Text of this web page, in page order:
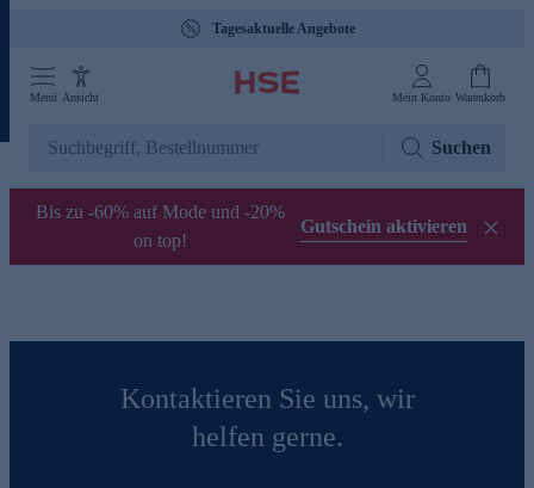
Tagesaktuelle Angebote
Menü Ansicht Mein Konto Warenkorb
Suchen
Bis zu -60% auf Mode und -20%
on top!
Gutschein aktivieren
Kontaktieren Sie uns, wir
helfen gerne.